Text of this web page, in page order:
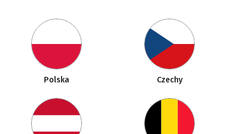
Polska Czechy